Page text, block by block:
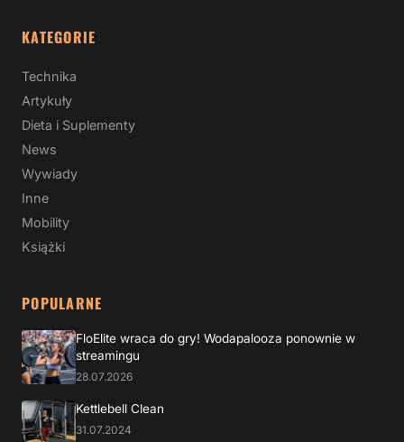
KATEGORIE
Technika
Artykuły
Dieta i Suplementy
News
Wywiady
Inne
Mobility
Książki
POPULARNE
FloElite wraca do gry! Wodapalooza ponownie w
streamingu
28.07.2026
Kettlebell Clean
31.07.2024